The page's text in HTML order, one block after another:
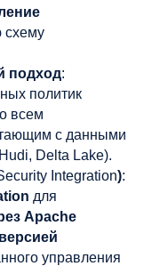
схему
подход:
политик
всем
с данными
Delta Lake).
Integration):
для
Apache
управления